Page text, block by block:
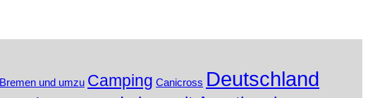
Bremen und umzu Camping Canicross Deutschland